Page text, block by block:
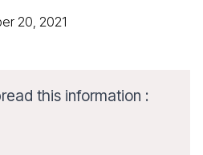
20, 2021
this information :